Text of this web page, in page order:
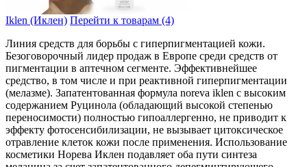
Iklen (Иклен) Перейти к товарам (4)
Линия средств для борьбы с гиперпигментацией кожи.
Безоговорочный лидер продаж в Европе среди средств от
пигментации в аптечном сегменте. Эффективнейшее
средство, в том числе и при реактивной гиперпигментации
(мелазме). Запатентованная формула noreva iklen с высоким
содержанием Руцинола (обладающий высокой степенью
переносимости) полностью гипоаллергенно, не приводит к
эффекту фотосенсибилизации, не вызывает цитоксическое
отравление клеток кожи после применения. Использование
косметики Норева Иклен подавляет оба пути синтеза